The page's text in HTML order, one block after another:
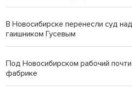
В Новосибирске перенесли суд
гаишником Гусевым
Под Новосибирском рабочий
фабрике